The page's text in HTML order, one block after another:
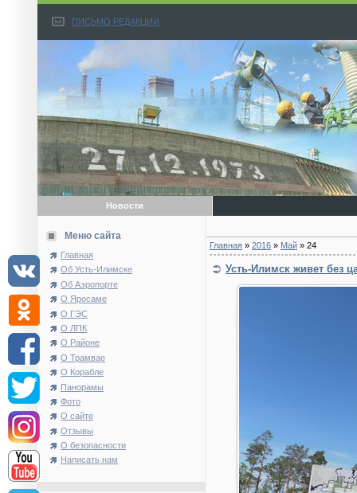
ПИСЬМО РЕДАКЦИИ
Новости
Меню сайта
Главная
Об Усть-Илимске
Об Аэропорте
О Яросаме
О ГЭС
О ЛПК
О Районе
О Трамвае
О Корабле
Панорамы
Фото
О сайте
Отзывы
О безопасности
Написать нам
Главная » 2016 » Май » 24
Усть-Илимск живет без